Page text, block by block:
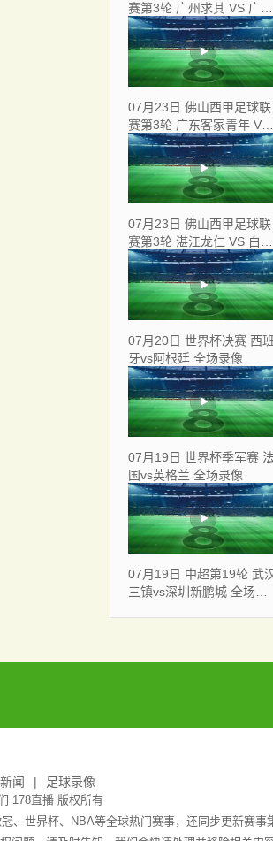
赛第3轮 广州求其 VS 广东
飞马 全场录像
07月23日 佛山西甲足球联
赛第3轮 广东客家青年 VS
三七互娱 全场录像
07月23日 佛山西甲足球联
赛第3轮 湛江龙仁 VS 白坭
兴龙 全场录像
07月20日 世界杯决赛 西
牙vs阿根廷 全场录像
07月19日 世界杯季军赛 法
国vs英格兰 全场录像
07月19日 中超第19轮 武
三镇vs深圳新鹏城 全场录
闻 足球录像
178直播 版权所有
、世界杯、NBA等全球热门赛事，还同步更新赛事